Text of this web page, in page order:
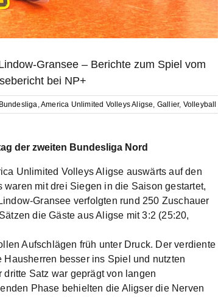
Gransee – Berichte zum Spiel vom
bei NP+
,America Unlimited Volleys Aligse, Gallier, Volleyball
der zweiten Bundesliga Nord
Unlimited Volleys Aligse auswärts auf den
mit drei Siegen in die Saison gestartet,
Gransee verfolgten rund 250 Zuschauer
die Gäste aus Aligse mit 3:2 (25:20,
Aufschlägen früh unter Druck. Der verdiente
besser ins Spiel und nutzten
Satz war geprägt von langen
Phase behielten die Aligser die Nerven